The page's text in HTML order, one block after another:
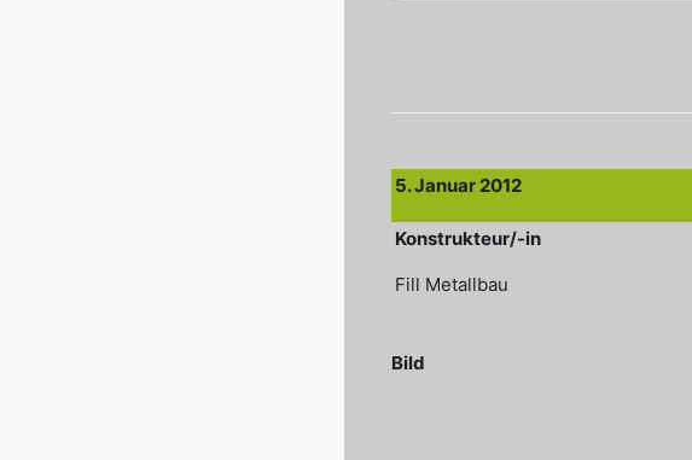
5. Januar 2012
Konstrukteur/-in
Fill Metallbau
Bild